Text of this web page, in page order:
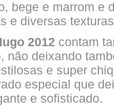
bege e marrom e
e diversas
2012 contam
não deixando
e super
especial que
e sofisticado.